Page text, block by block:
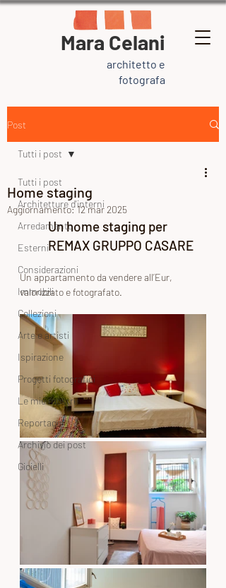
Mara Celani
architetto e
fotografa
Post
Tutti i post
Architetture d'interni
Arredamento
Esterni
Considerazioni
Immobili
Collezioni
Arte e artisti
Ispirazione
Progetti fotografici
Le mie mostre
Reportage
Archivio dei post
Gioielli
Tutti i post
Home staging
Aggiornamento:12 mar 2025
Un home staging per
REMAX GRUPPO CASARE
Un appartamento da vendere all’Eur,
valorizzato e fotografato.